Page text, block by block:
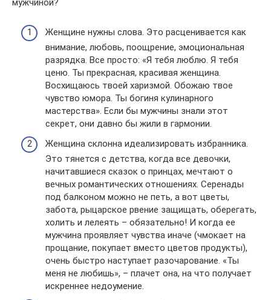
мужчиной?
Женщине нужны слова. Это расценивается как
внимание, любовь, поощрение, эмоциональная
разрядка. Все просто: «Я тебя люблю. Я тебя
ценю. Ты прекрасная, красивая женщина.
Восхищаюсь твоей харизмой. Обожаю твое
чувство юмора. Ты богиня кулинарного
мастерства». Если бы мужчины знали этот
секрет, они давно бы жили в гармонии.
Женщина склонна идеализировать избранника.
Это тянется с детства, когда все девочки,
начитавшиеся сказок о принцах, мечтают о
вечных романтических отношениях. Серенады
под балконом можно не петь, а вот цветы,
забота, рыцарское рвение защищать, оберегать,
холить и лелеять – обязательно! И когда ее
мужчина проявляет чувства иначе (чмокает на
прощание, покупает вместо цветов продукты),
очень быстро наступает разочарование. «Ты
меня не любишь», – плачет она, на что получает
искреннее недоумение.